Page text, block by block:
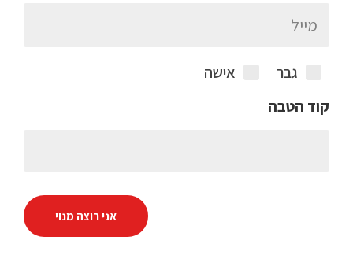
גבר
אישה
קוד הטבה
אני רוצה מנוי